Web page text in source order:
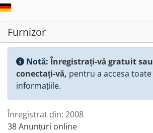
Furnizor
Notă:Înregistrați-vă gratuit sau
conectați-vă, pentru a accesa toate
informațiile.
Înregistrat din: 2008
38 Anunțuri online